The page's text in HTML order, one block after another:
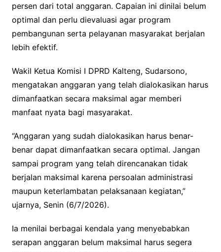
persen dari total anggaran. Capaian ini dinilai belum
optimal dan perlu dievaluasi agar program
pembangunan serta pelayanan masyarakat berjalan
lebih efektif.
Wakil Ketua Komisi I DPRD Kalteng, Sudarsono,
mengatakan anggaran yang telah dialokasikan harus
dimanfaatkan secara maksimal agar memberi
manfaat nyata bagi masyarakat.
“Anggaran yang sudah dialokasikan harus benar-
benar dapat dimanfaatkan secara optimal. Jangan
sampai program yang telah direncanakan tidak
berjalan maksimal karena persoalan administrasi
maupun keterlambatan pelaksanaan kegiatan,”
ujarnya, Senin (6/7/2026).
Ia menilai berbagai kendala yang menyebabkan
serapan anggaran belum maksimal harus segera